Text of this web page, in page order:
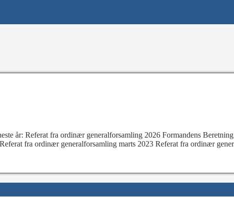
år: Referat fra ordinær generalforsamling 2026 Formandens
fra ordinær generalforsamling marts 2023 Referat fra ordinær